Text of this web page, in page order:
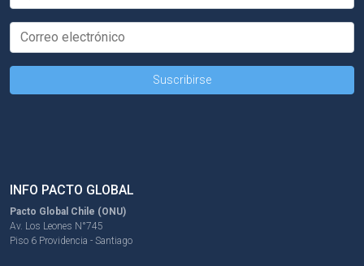
INFO PACTO GLOBAL
Pacto Global Chile (ONU)
Av. Los Leones N°745
Piso 6 Providencia - Santiago